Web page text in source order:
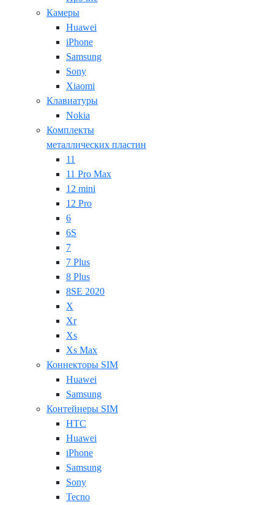
Камеры
Huawei
iPhone
Samsung
Sony
Xiaomi
Клавиатуры
Nokia
Комплекты
металлических пластин
11
11 Pro Max
12 mini
12 Pro
6
6S
7
7 Plus
8 Plus
8SE 2020
X
Xr
Xs
Xs Max
Коннекторы SIM
Huawei
Samsung
Контейнеры SIM
HTC
Huawei
iPhone
Samsung
Sony
Tecno